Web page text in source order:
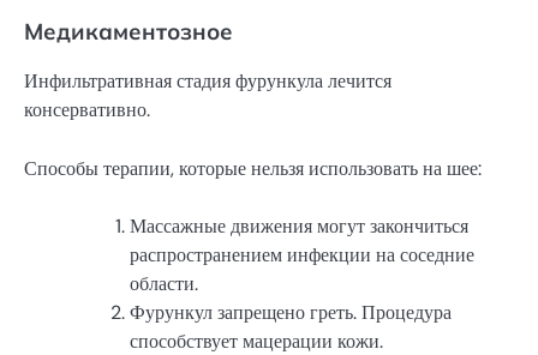
Медикаментозное
Инфильтративная стадия фурункула лечится
консервативно.
Способы терапии, которые нельзя использовать на шее:
Массажные движения могут закончиться
распространением инфекции на соседние
области.
Фурункул запрещено греть. Процедура
способствует мацерации кожи.